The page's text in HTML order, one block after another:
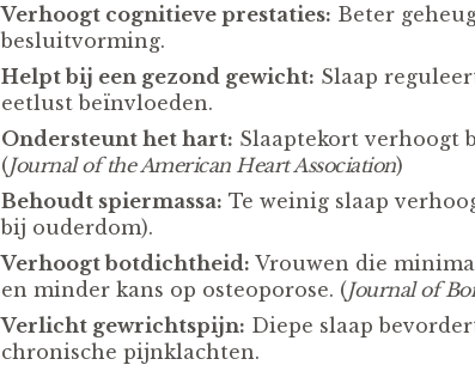
Verhoogt cognitieve prestaties: Beter
besluitvorming.
Helpt bij een gezond gewicht: Slaap
eetlust beïnvloeden.
Ondersteunt het hart: Slaaptekort verhoogt
(Journal of the American Heart Association)
Behoudt spiermassa: Te weinig slaap
bij ouderdom).
Verhoogt botdichtheid: Vrouwen die
en minder kans op osteoporose. (Journal of
Verlicht gewrichtspijn: Diepe slaap
chronische pijnklachten.